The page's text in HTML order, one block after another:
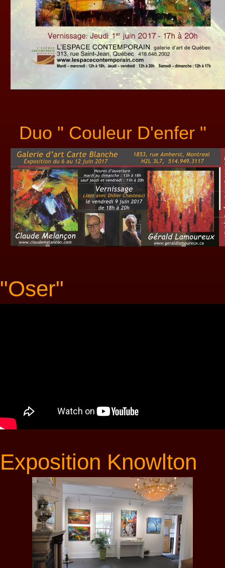
Duo " Couleur D'enfer "
"Oser"
Exposition Knowlton